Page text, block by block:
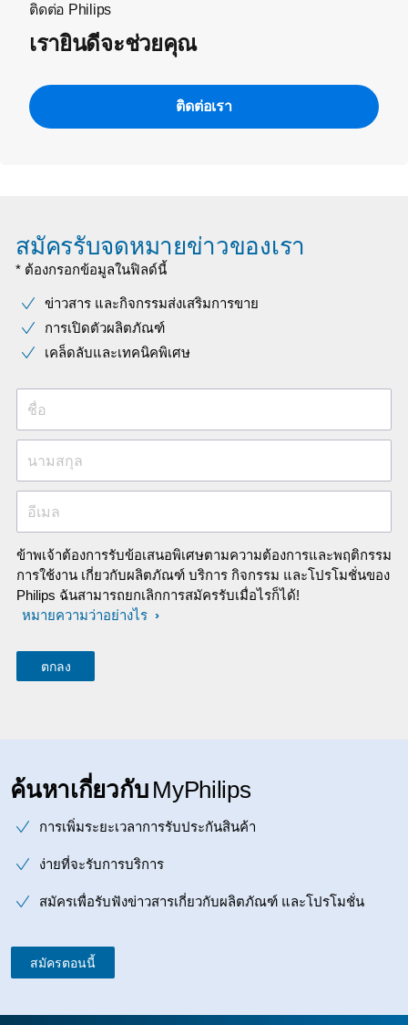
ติดต่อ Philips
เรายินดีจะช่วยคุณ
ติดต่อเรา
สมัครรับจดหมายข่าวของเรา
* ต้องกรอกข้อมูลในฟิลด์นี้
ข่าวสาร และกิจกรรมส่งเสริมการขาย
การเปิดตัวผลิตภัณฑ์
เคล็ดลับและเทคนิคพิเศษ
ชื่อ
นามสกุล
อีเมล
ข้าพเจ้าต้องการรับข้อเสนอพิเศษตามความต้องการและพฤติกรรม
การใช้งาน เกี่ยวกับผลิตภัณฑ์ บริการ กิจกรรม และโปรโมชั่นของ
Philips ฉันสามารถยกเลิกการสมัครรับเมื่อไรก็ได้!
หมายความว่าอย่างไร
ค้นหาเกี่ยวกับ MyPhilips
การเพิ่มระยะเวลาการรับประกันสินค้า
ง่ายที่จะรับการบริการ
สมัครเพื่อรับฟังข่าวสารเกี่ยวกับผลิตภัณฑ์ และโปรโมชั่น
สมัครตอนนี้